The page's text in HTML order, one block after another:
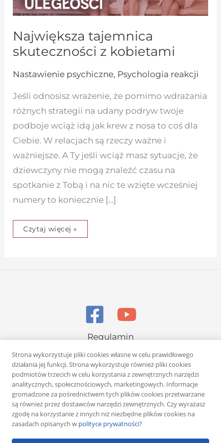
Największa tajemnica
skuteczności z kobietami
Nastawienie psychiczne, Psychologia reakcji
Jeśli odnosisz wrażenie, że pomimo wdrażania
różnych strategii na udany podryw twoje
podboje wciąż idą jak krew z nosa to coś dla
Ciebie. W relacjach są rzeczy ważne i
ważniejsze. A Ty jeśli wciąż masz sytuacje, że
dziewczyny nie mogą znaleźć czasu na
spotkanie z Tobą i na nic te wzięte wcześniej
numery to koniecznie […]
Czytaj więcej »
Regulamin
Polityka prywatności
Copyright © 2026 Rafał Żuber
Strona wykorzystuje pliki cookies własne w celu prawidłowego
działania jej funkcji. Strona wykorzystuje również pliki cookies
podmiotów trzecich w celu korzystania z zewnętrznych narzędzi
analitycznych, społecznościowych, marketingowych. Informacje
gromadzone za pośrednictwem tych plików cookies przetwarzane
są również przez dostawców narzędzi zewnętrznych. Czy wyrażasz
zgodę na korzystanie z innych niż niezbędne plików cookies na
zasadach opisanych w polityce prywatności?